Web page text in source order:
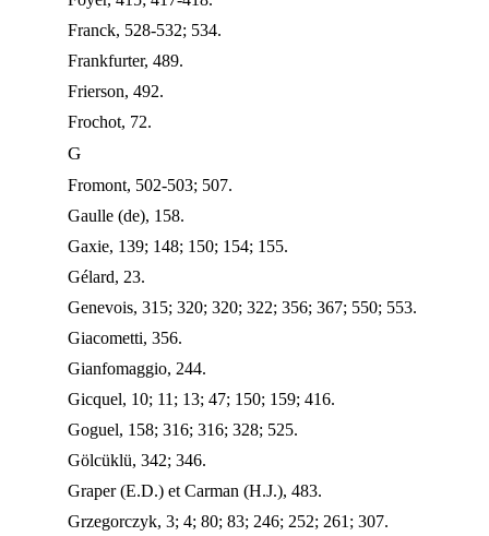
Franck, 528-532; 534.
Frankfurter, 489.
Frierson, 492.
Frochot, 72.
G
Fromont, 502-503; 507.
Gaulle (de), 158.
Gaxie, 139; 148; 150; 154; 155.
Gélard, 23.
Genevois, 315; 320; 320; 322; 356; 367; 550; 553.
Giacometti, 356.
Gianfomaggio, 244.
Gicquel, 10; 11; 13; 47; 150; 159; 416.
Goguel, 158; 316; 316; 328; 525.
Gölcüklü, 342; 346.
Graper (E.D.) et Carman (H.J.), 483.
Grzegorczyk, 3; 4; 80; 83; 246; 252; 261; 307.